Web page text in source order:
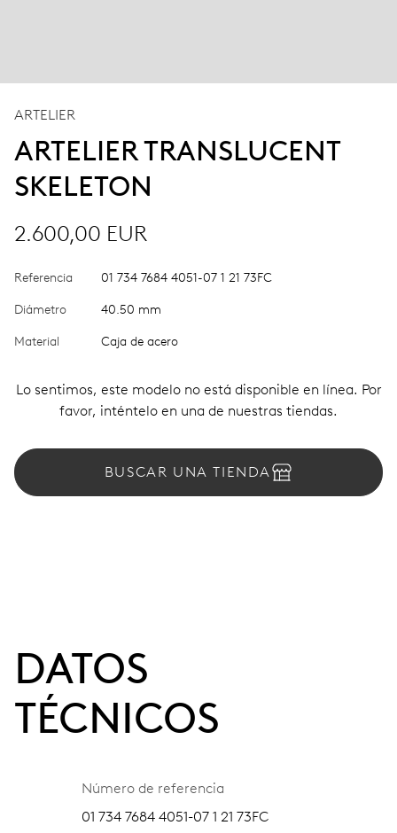
ARTELIER
ARTELIER TRANSLUCENT
SKELETON
2.600,00 EUR
Referencia 01 734 7684 4051-07 1 21 73FC
Diámetro 40.50 mm
Material Caja de acero
Lo sentimos, este modelo no está disponible en línea. Por
favor, inténtelo en una de nuestras tiendas.
BUSCAR UNA TIENDA
DATOS
TÉCNICOS
Número de referencia
01 734 7684 4051-07 1 21 73FC